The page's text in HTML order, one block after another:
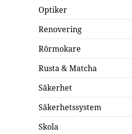
Optiker
Renovering
Rörmokare
Rusta & Matcha
Säkerhet
Säkerhetssystem
Skola